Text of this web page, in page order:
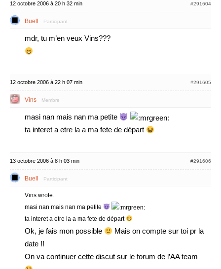
12 octobre 2006 à 20 h 32 min #291604
Buell Participant
mdr, tu m’en veux Vins???
12 octobre 2006 à 22 h 07 min #291605
Vins Membre
masi nan mais nan ma petite
ta interet a etre la a ma fete de départ
13 octobre 2006 à 8 h 03 min #291606
Buell Participant
Vins wrote:
masi nan mais nan ma petite
ta interet a etre la a ma fete de départ
Ok, je fais mon possible
Mais on compte sur toi pr la
date !!
On va continuer cette discut sur le forum de l’AA team